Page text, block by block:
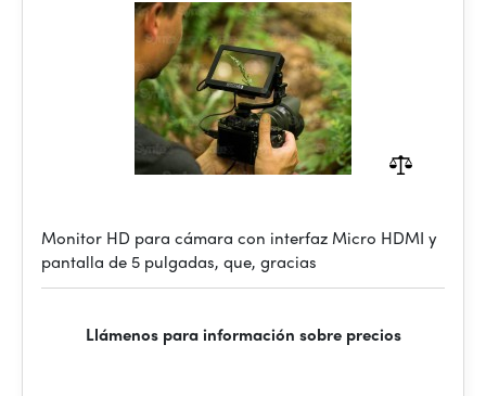
Monitor HD para cámara con interfaz Micro HDMI y
pantalla de 5 pulgadas, que, gracias
Llámenos para información sobre precios